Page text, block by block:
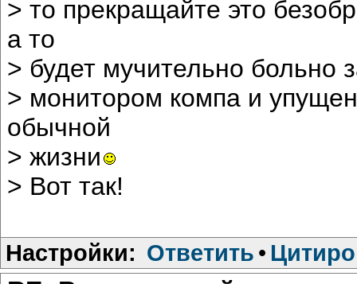
> то прекращайте это
а то
> будет мучительно больно
> монитором компа и
обычной
> жизни
> Вот так!
Настройки: Ответить •